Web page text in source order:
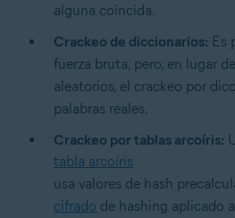
alguna coincida.
Crackeo de diccionarios: Es
fuerza bruta, pero, en lugar
aleatorios, el crackeo por
palabras reales.
Crackeo por tablas arcoíris:
tabla arcoíris
usa valores de hash
cifrado de hashing aplicado